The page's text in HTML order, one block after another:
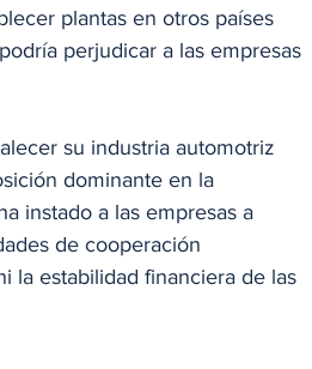
plantas en otros países
perjudicar a las empresas
su industria automotriz
dominante en la
instado a las empresas a
de cooperación
la estabilidad financiera de las